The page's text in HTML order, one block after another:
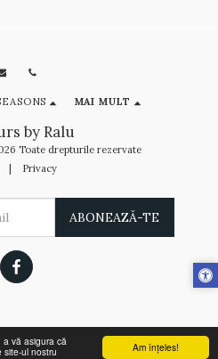
Am înţeles!
a vă asigura că
ul nostru
by Ralu
Toate drepturile rezervate
Privacy
MAI MULT
ABONEAZĂ-TE